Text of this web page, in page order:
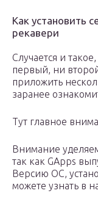
Как установить
рекавери
Случается и
первый, ни
приложить
заранее
Тут главное
Внимание
так как GApps
Версию ОС,
можете узнать в